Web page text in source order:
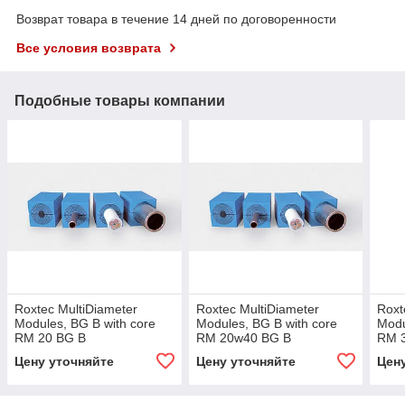
Возврат товара в течение 14 дней по договоренности
Все условия возврата
Подобные товары компании
Roxtec MultiDiameter
Modules, BG B with core
RM 20 BG B
Цену уточняйте
Roxtec MultiDiameter
Modules, BG B with core
RM 20w40 BG B
Цену уточняйте
RM